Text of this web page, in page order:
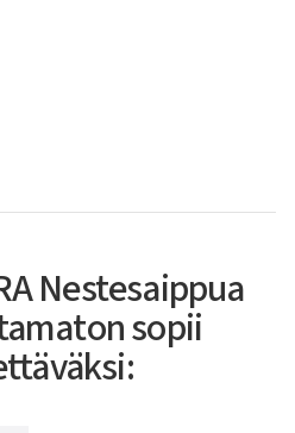
Nestesaippua
sopii